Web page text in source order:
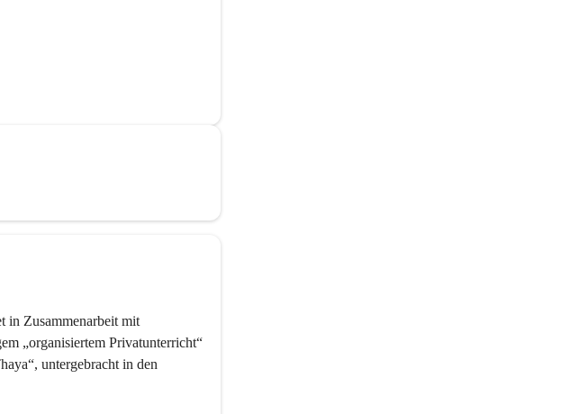
in Zusammenarbeit mit
„organisiertem Privatunterricht“
untergebracht in den